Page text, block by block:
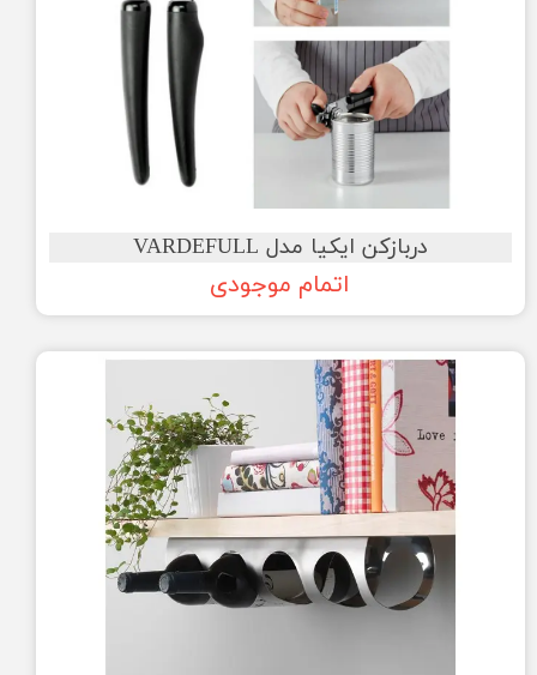
دربازکن ایکیا مدل VARDEFULL
اتمام موجودی